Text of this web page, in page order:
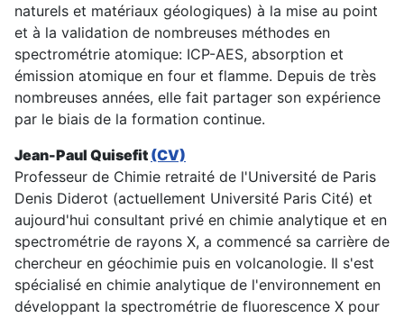
naturels et matériaux géologiques) à la mise au point
et à la validation de nombreuses méthodes en
spectrométrie atomique: ICP-AES, absorption et
émission atomique en four et flamme. Depuis de très
nombreuses années, elle fait partager son expérience
par le biais de la formation continue.
Jean-Paul Quisefit (CV)
Professeur de Chimie retraité de l'Université de Paris
Denis Diderot (actuellement Université Paris Cité) et
aujourd'hui consultant privé en chimie analytique et en
spectrométrie de rayons X, a commencé sa carrière de
chercheur en géochimie puis en volcanologie. Il s'est
spécialisé en chimie analytique de l'environnement en
développant la spectrométrie de fluorescence X pour